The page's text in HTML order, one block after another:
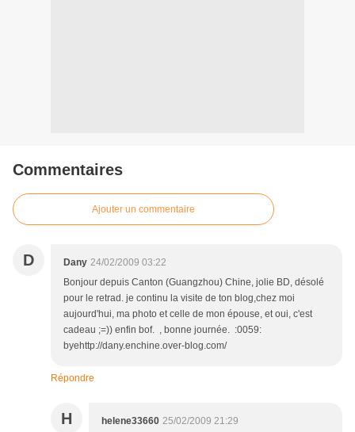
Commentaires
Ajouter un commentaire
D Dany 24/02/2009 03:22
Bonjour depuis Canton (Guangzhou) Chine, jolie BD, désolé
pour le retrad. je continu la visite de ton blog,chez moi
aujourd'hui, ma photo et celle de mon épouse, et oui, c'est
cadeau ;=)) enfin bof. , bonne journée. :0059:
byehttp://dany.enchine.over-blog.com/
Répondre
H helene33660 25/02/2009 21:29